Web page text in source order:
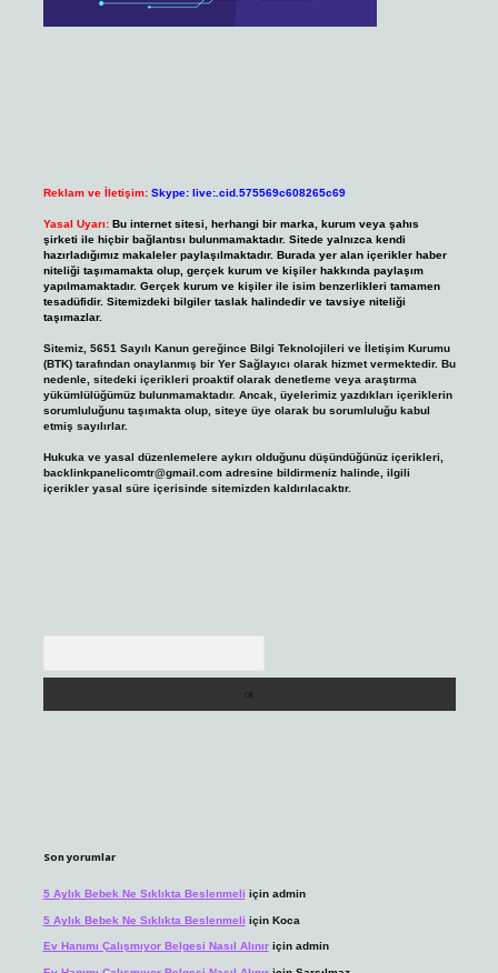
Reklam ve İletişim: Skype: live:.cid.575569c608265c69
Yasal Uyarı: Bu internet sitesi, herhangi bir marka, kurum veya şahıs
şirketi ile hiçbir bağlantısı bulunmamaktadır. Sitede yalnızca kendi
hazırladığımız makaleler paylaşılmaktadır. Burada yer alan içerikler haber
niteliği taşımamakta olup, gerçek kurum ve kişiler hakkında paylaşım
yapılmamaktadır. Gerçek kurum ve kişiler ile isim benzerlikleri tamamen
tesadüfidir. Sitemizdeki bilgiler taslak halindedir ve tavsiye niteliği
taşımazlar.
Sitemiz, 5651 Sayılı Kanun gereğince Bilgi Teknolojileri ve İletişim Kurumu
(BTK) tarafından onaylanmış bir Yer Sağlayıcı olarak hizmet vermektedir. Bu
nedenle, sitedeki içerikleri proaktif olarak denetleme veya araştırma
yükümlülüğümüz bulunmamaktadır. Ancak, üyelerimiz yazdıkları içeriklerin
sorumluluğunu taşımakta olup, siteye üye olarak bu sorumluluğu kabul
etmiş sayılırlar.
Hukuka ve yasal düzenlemelere aykırı olduğunu düşündüğünüz içerikleri,
backlinkpanelicomtr@gmail.comadresine bildirmeniz halinde, ilgili
içerikler yasal süre içerisinde sitemizden kaldırılacaktır.
Son yorumlar
5 Aylık Bebek Ne Sıklıkta Beslenmeli için admin
5 Aylık Bebek Ne Sıklıkta Beslenmeli için Koca
Ev Hanımı Çalışmıyor Belgesi Nasıl Alınıriçin admin